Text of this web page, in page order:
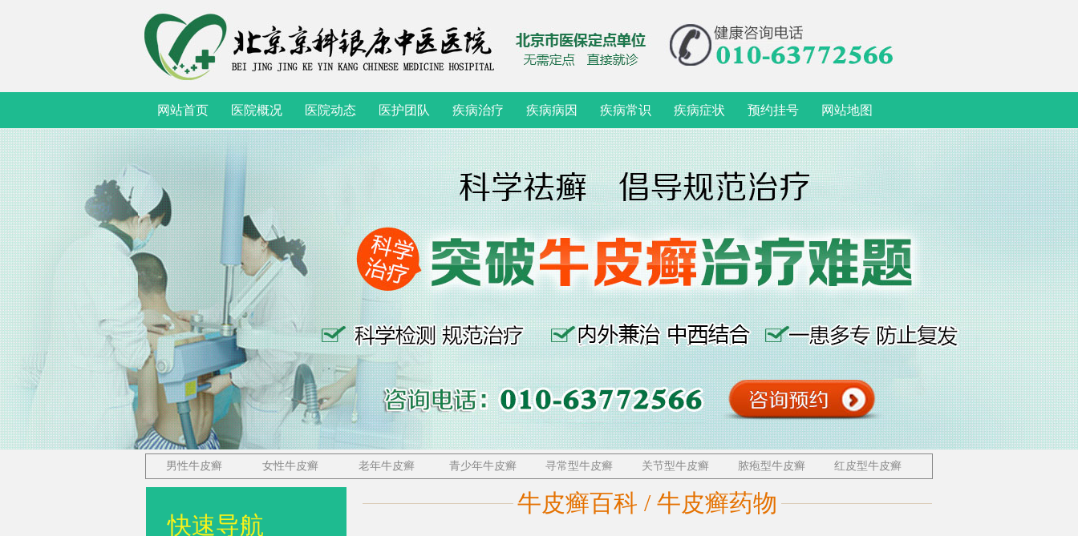
网站首页 医院概况 医院动态 医护团队 疾病治疗 疾病病因 疾病常识 疾病症状 预约挂号 网站地图
男性牛皮癣 女性牛皮癣 老年牛皮癣 青少年牛皮癣 寻常型牛皮癣 关节型牛皮癣 脓疱型牛皮癣 红皮型牛皮癣
快速导航
牛皮癣百科 / 牛皮癣药物